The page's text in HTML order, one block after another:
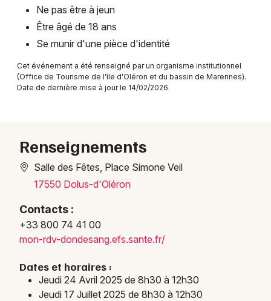
Soirées
Sorties famille
Expos
Manifestations en Nouvelle-Aquitaine
Newsletter des sorties
Artistes en tournée
Actus en Charente-Maritime
Strasbourg
Toulouse
Ne pas être à jeun
Être âgé de 18 ans
Se munir d'une pièce d'identité
Cet événement a été renseigné par un organisme institutionnel
(Office de Tourisme de l'île d'Oléron et du bassin de Marennes).
Date de dernière mise à jour le 14/02/2026.
Renseignements
Salle des Fêtes, Place Simone Veil
17550 Dolus-d'Oléron
Contacts :
+33 800 74 41 00
mon-rdv-dondesang.efs.sante.fr/
Dates et horaires :
Jeudi 24 Avril 2025 de 8h30 à 12h30
Jeudi 17 Juillet 2025 de 8h30 à 12h30